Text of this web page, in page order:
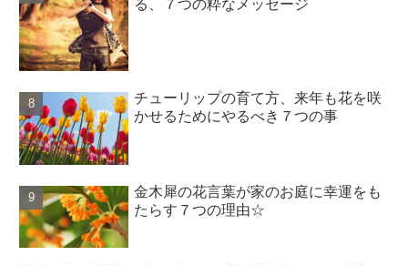
る、７つの粋なメッセージ
チューリップの育て方、来年も花を咲
かせるためにやるべき７つの事
金木犀の花言葉が家のお庭に幸運をも
たらす７つの理由☆